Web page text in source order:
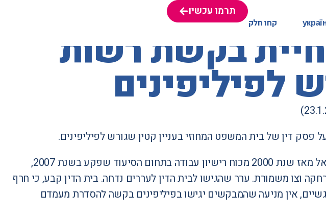
קחו חלק
תרמו עכשיו
קחו חלק
תרמו עכשיו
בקשת רשות
לפיליפינים
דין של בית המשפט המחוזי בעניין קטין שגורש לפיליפינים.
המבקשת, אזרחית הפיליפינים ששהתה בישראל מאז שנת 2000 מכוח רישיון עבודה בתחום הסיעוד שפקע בשנת 2007,
וצו משמורת. ערר שהגישו לבית הדין לעררים נדחה. בית הדין קבע, כי חרף
אין מניעה שהמבקשים יגישו בפיליפינים בקשה להסדרת מעמדם